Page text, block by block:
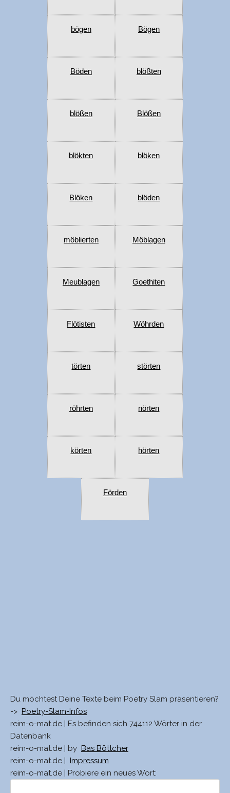
bögen Bögen
Böden blößten
blößen Blößen
blökten blöken
Blöken blöden
möblierten Möblagen
Meublagen Goethiten
Flötisten Wöhrden
törten störten
röhrten nörten
körten hörten
Förden
Du möchtest Deine Texte beim Poetry Slam präsentieren?
-> Poetry-Slam-Infos
reim-o-mat.de | Es befinden sich 744112 Wörter in der
Datenbank
reim-o-mat.de | by Bas Böttcher
reim-o-mat.de |
Impressum
reim-o-mat.de | Probiere ein neues Wort: